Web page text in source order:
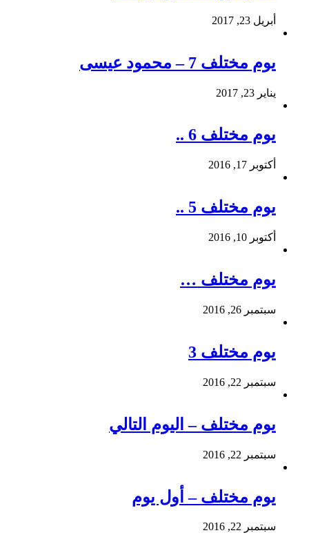
أبريل 23, 2017
يوم مختلف 7 – محمود عيسى
يناير 23, 2017
يوم مختلف 6 ..
أكتوبر 17, 2016
يوم مختلف 5 ..
أكتوبر 10, 2016
يوم مختلف …
سبتمبر 26, 2016
يوم مختلف 3
سبتمبر 22, 2016
يوم مختلف – اليوم التالي
سبتمبر 22, 2016
يوم مختلف – أول يوم
سبتمبر 22, 2016